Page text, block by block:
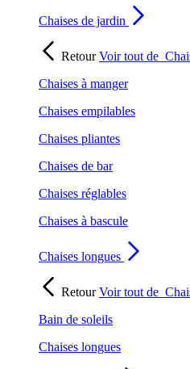
Chaises de jardin
RetourVoir tout de
Chaises à manger
Chaises empilables
Chaises pliantes
Chaises de bar
Chaises réglables
Chaises à bascule
Chaises longues
RetourVoir tout de
Bain de soleils
Chaises longues